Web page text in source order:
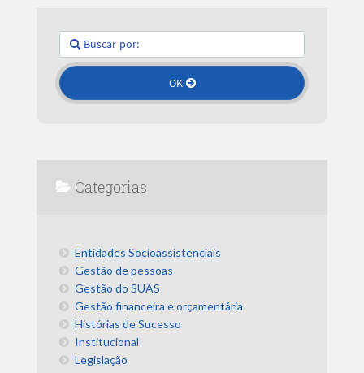
Categorias
Entidades Socioassistenciais
Gestão de pessoas
Gestão do SUAS
Gestão financeira e orçamentária
Histórias de Sucesso
Institucional
Legislação